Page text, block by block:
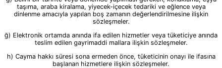
taşıma, araba kiralama, yiyecek-içecek tedariki ve eğlence veya
dinlenme amacıyla yapılan boş zamanın değerlendirilmesine ilişkin
sözleşmeler.
ğ) Elektronik ortamda anında ifa edilen hizmetler veya tüketiciye anında
teslim edilen gayrimaddi mallara ilişkin sözleşmeler.
h) Cayma hakkı süresi sona ermeden önce, tüketicinin onayı ile ifasına
başlanan hizmetlere ilişkin sözleşmeler.